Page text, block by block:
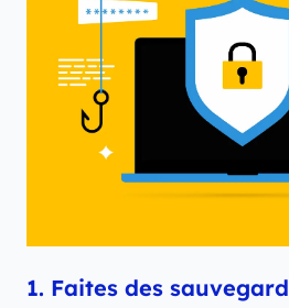
1. Faites des